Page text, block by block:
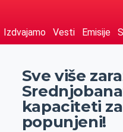
Izdvajamo Vesti Emisije
Sve više
kapaciteti
popunjeni!